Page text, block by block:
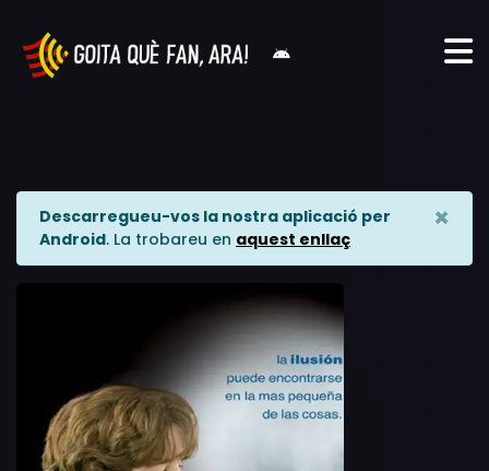
Descarregueu-vos la nostra aplicació per
Android. La trobareu en aquest enllaç
×